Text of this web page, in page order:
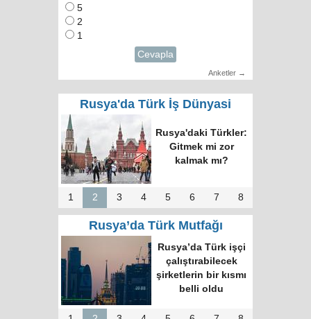
5
2
1
Cevapla
Anketler →
Rusya'da Türk İş Dünyasi
Rusya'daki Türkler:
Gitmek mi zor
kalmak mı?
1 2 3 4 5 6 7 8
Rusya’da Türk Mutfağı
Rusya’da Türk işçi
çalıştırabilecek
şirketlerin bir kısmı
belli oldu